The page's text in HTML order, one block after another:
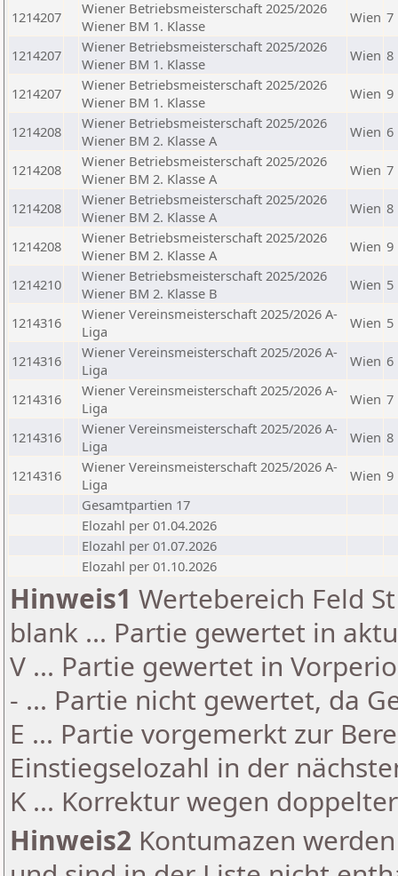
1214207
Wiener Betriebsmeisterschaft 2025/2026
Wiener BM 1. Klasse
Wien 7
1214207
Wiener Betriebsmeisterschaft 2025/2026
Wiener BM 1. Klasse
Wien 8
1214207
Wiener Betriebsmeisterschaft 2025/2026
Wiener BM 1. Klasse
Wien 9
1214208
Wiener Betriebsmeisterschaft 2025/2026
Wiener BM 2. Klasse A
Wien 6
1214208
Wiener Betriebsmeisterschaft 2025/2026
Wiener BM 2. Klasse A
Wien 7
1214208
Wiener Betriebsmeisterschaft 2025/2026
Wiener BM 2. Klasse A
Wien 8
1214208
Wiener Betriebsmeisterschaft 2025/2026
Wiener BM 2. Klasse A
Wien 9
1214210
Wiener Betriebsmeisterschaft 2025/2026
Wiener BM 2. Klasse B
Wien 5
1214316
Wiener Vereinsmeisterschaft 2025/2026 A-
Liga
Wien 5
1214316
Wiener Vereinsmeisterschaft 2025/2026 A-
Liga
Wien 6
1214316
Wiener Vereinsmeisterschaft 2025/2026 A-
Liga
Wien 7
1214316
Wiener Vereinsmeisterschaft 2025/2026 A-
Liga
Wien 8
1214316
Wiener Vereinsmeisterschaft 2025/2026 A-
Liga
Wien 9
Gesamtpartien 17
Elozahl per 01.04.2026
Elozahl per 01.07.2026
Elozahl per 01.10.2026
Hinweis1 Wertebereich Feld
blank ... Partie gewertet in
V ... Partie gewertet in
- ... Partie nicht gewertet, da
E ... Partie vorgemerkt zur
Einstiegselozahl in der
K ... Korrektur wegen
Hinweis2 Kontumazen